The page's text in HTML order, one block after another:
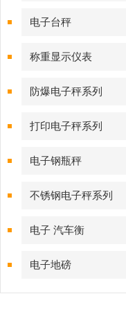
电子台秤
称重显示仪表
防爆电子秤系列
打印电子秤系列
电子钢瓶秤
不锈钢电子秤系列
电子 汽车衡
电子地磅